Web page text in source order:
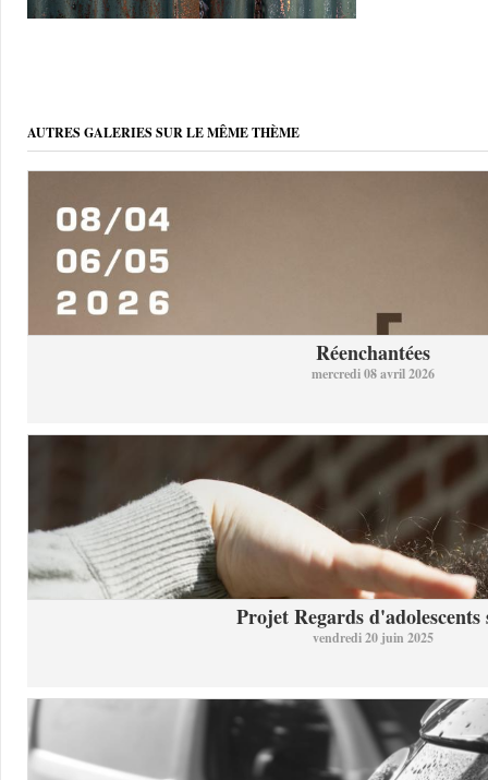
AUTRES GALERIES SUR LE MÊME THÈME
Réenchantées
mercredi 08 avril 2026
Projet Regards d'adolescents
vendredi 20 juin 2025